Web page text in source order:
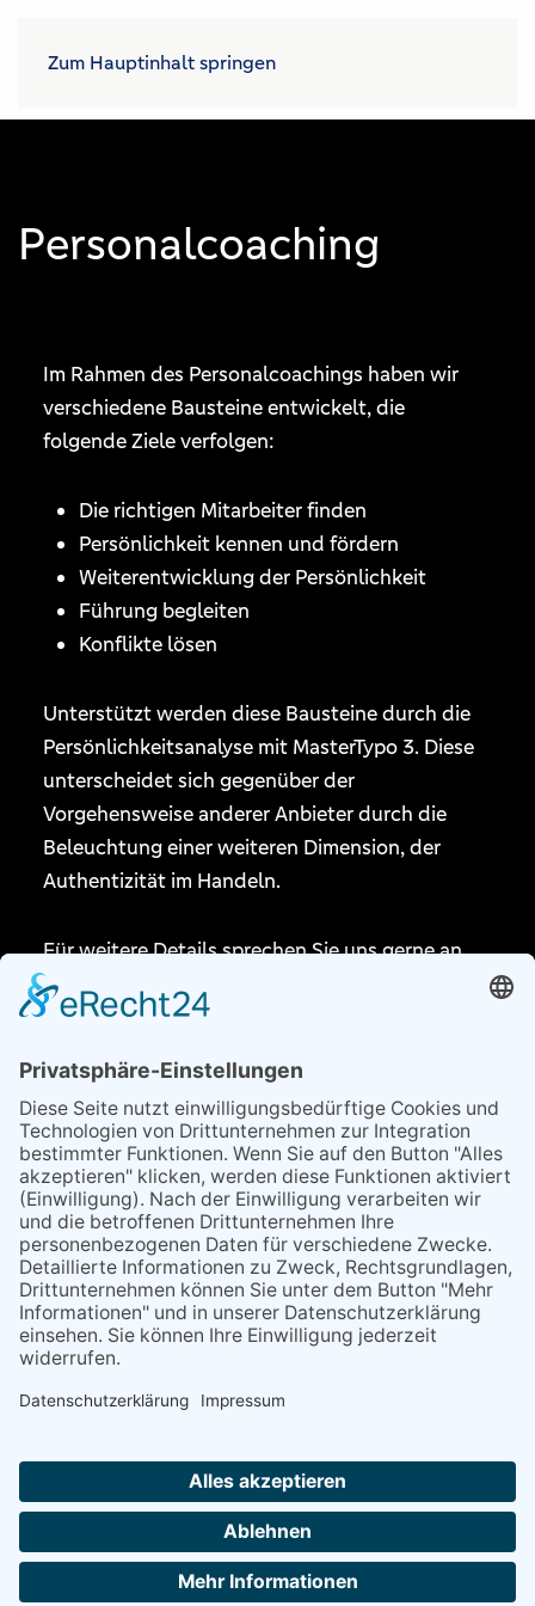
Zum Hauptinhalt springen
Leistungen
Konzepte
Gestaltung
Training
Zertifizierung im Bereich Nachhaltigkeit
Coaching
Personalcoaching
Personalcoaching
Im Rahmen des Personalcoachings haben wir
verschiedene Bausteine entwickelt, die
folgende Ziele verfolgen:
Die richtigen Mitarbeiter finden
Persönlichkeit kennen und fördern
Weiterentwicklung der Persönlichkeit
Führung begleiten
Konflikte lösen
Unterstützt werden diese Bausteine durch die
Persönlichkeitsanalyse mit MasterTypo 3. Diese
unterscheidet sich gegenüber der
Vorgehensweise anderer Anbieter durch die
Beleuchtung einer weiteren Dimension, der
Authentizität im Handeln.
Für weitere Details sprechen Sie uns gerne an.